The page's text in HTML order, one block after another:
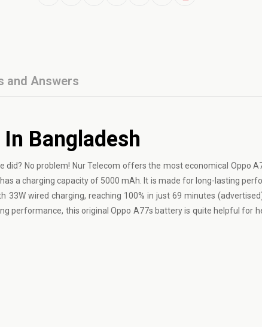
and Answers
Bangladesh
did? No problem! Nur Telecom offers the most economical Oppo
a charging capacity of 5000 mAh. It is made for long-lasting
33W wired charging, reaching 100% in just 69 minutes
performance, this original Oppo A77s battery is quite helpful for